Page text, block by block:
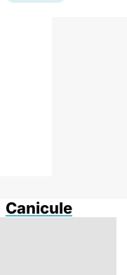
Canicule